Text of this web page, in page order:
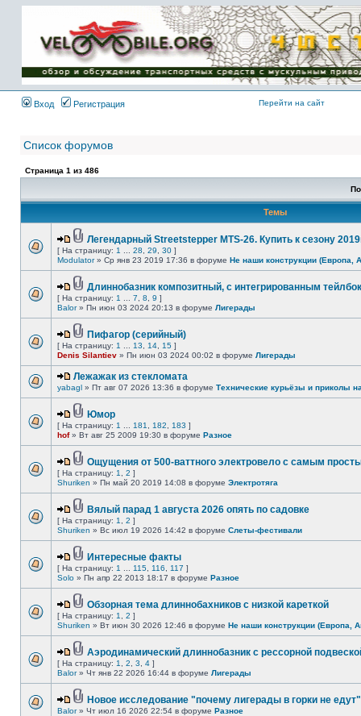
Имя пользователя:
Пароль:
{ LOG_ME_IN_SHORT
}
Вход
Регистрация Перейти на сайт
Список форумов
Страница 1 из 486
Темы
Легендарный Streetstepper MTS-26. Купить к сезону
[ На страницу: 1 28 29 30 ]
Modulator» Ср янв 23 2019 17:36 в форуме Не наши конструкции (Европа,
Длиннобазник композитный, с интегрированным
[ На страницу: 1 7 8 9 ]
Balor» Пн июн 03 2024 20:13 в форуме Лигерады
Пифагор (серийный)
[ На страницу: 1 13 14 15 ]
Denis Silantiev » Пн июн 03 2024 00:02 в форуме Лигерады
Лежажак из стекломата
yabagl » Пт авг 07 2026 13:36 в форуме Технические курьёзы и приколы
Юмор
[ На страницу: 1 181 182 183 ]
hof» Вт авг 25 2009 19:30 в форуме Разное
Ощущения от 500-ваттного электровело с самым
[ На страницу: 1 2 ]
Shuriken » Пн май 20 2019 14:08 в форуме Электротяга
Вялый парад 1 августа 2026 опять по садовке
[ На страницу: 1 2 ]
Shuriken » Вс июл 19 2026 14:42 в форуме Слеты-фестивали
Интересные факты
[ На страницу: 1 115 116 117 ]
Solo » Пн апр 22 2013 18:17 в форуме Разное
Обзорная тема длиннобахников с низкой кареткой
[ На страницу: 1 2 ]
Shuriken » Вт июн 30 2026 12:46 в форуме Не наши конструкции (Европа,
Аэродинамический длиннобазник с рессорной
[ На страницу: 1 2 3 4 ]
Balor» Чт янв 22 2026 16:44 в форуме Лигерады
Новое исследование "почему лигерады в горки не
Balor» Чт июл 16 2026 22:54 в форуме Разное